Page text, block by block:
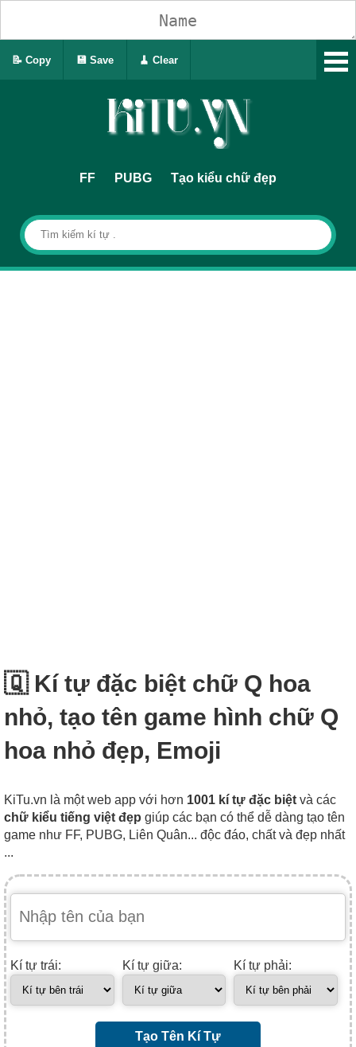
FF PUBG Tạo kiểu chữ đẹp
🇶‌ Kí tự đặc biệt chữ Q hoa
nhỏ, tạo tên game hình chữ Q
hoa nhỏ đẹp, Emoji
KiTu.vn là một web app với hơn 1001 kí tự đặc biệt và các
chữ kiểu tiếng việt đẹp giúp các bạn có thể dễ dàng tạo tên
game như FF, PUBG, Liên Quân... độc đáo, chất và đẹp nhất
...
Kí tự trái: Kí tự giữa: Kí tự phải:
Tạo Tên Kí Tự
📝 Copy 💾 Save 🧹 Clear